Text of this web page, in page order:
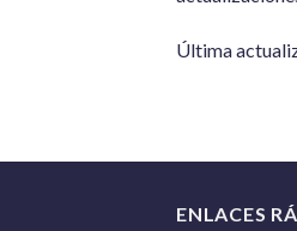
Última
ENLACES